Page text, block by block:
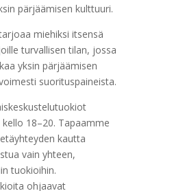
pärjäämisen kulttuuri.
miehiksi itsensä
turvallisen tilan, jossa
yksin pärjäämisen
suorituspaineista.
18–20. Tapaamme
kautta
vain yhteen,
tuokioihin.
ohjaavat